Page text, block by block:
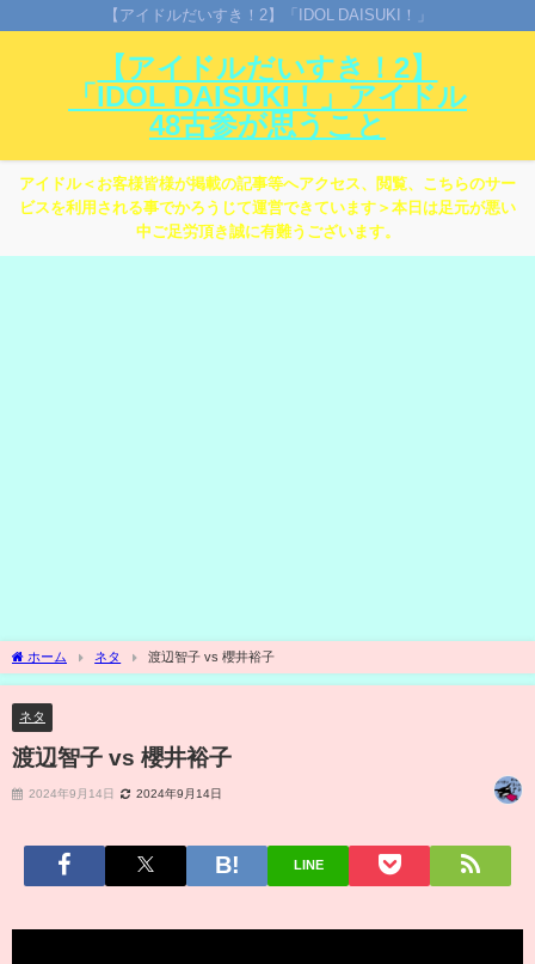
【アイドルだいすき！2】「IDOL DAISUKI！」
【アイドルだいすき！2】
「IDOL DAISUKI！」アイドル
48古参が思うこと
アイドル＜お客様皆様が掲載の記事等へアクセス、閲覧、こちらのサー
ビスを利用される事でかろうじて運営できています＞本日は足元が悪い
中ご足労頂き誠に有難うございます。
ホーム ネタ 渡辺智子 vs 櫻井裕子
ネタ
渡辺智子 vs 櫻井裕子
2024年9月14日 2024年9月14日
LINE